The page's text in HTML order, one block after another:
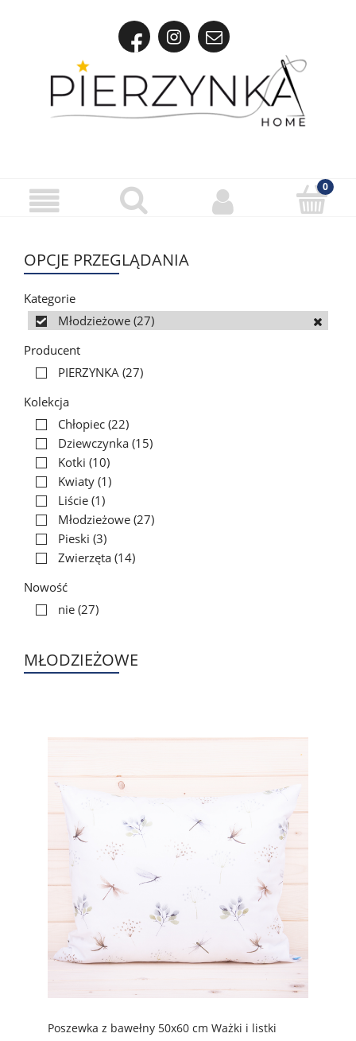
OPCJE PRZEGLĄDANIA
Kategorie
Młodzieżowe (27)
Producent
PIERZYNKA (27)
Kolekcja
Chłopiec (22)
Dziewczynka (15)
Kotki (10)
Kwiaty (1)
Liście (1)
Młodzieżowe (27)
Pieski (3)
Zwierzęta (14)
Nowość
nie (27)
MŁODZIEŻOWE
Poszewka z bawełny 50x60 cm Ważki i listki